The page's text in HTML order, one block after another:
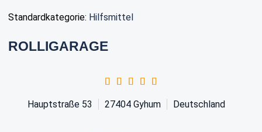
Standardkategorie: Hilfsmittel
ROLLIGARAGE
Hauptstraße 53 27404 Gyhum Deutschland